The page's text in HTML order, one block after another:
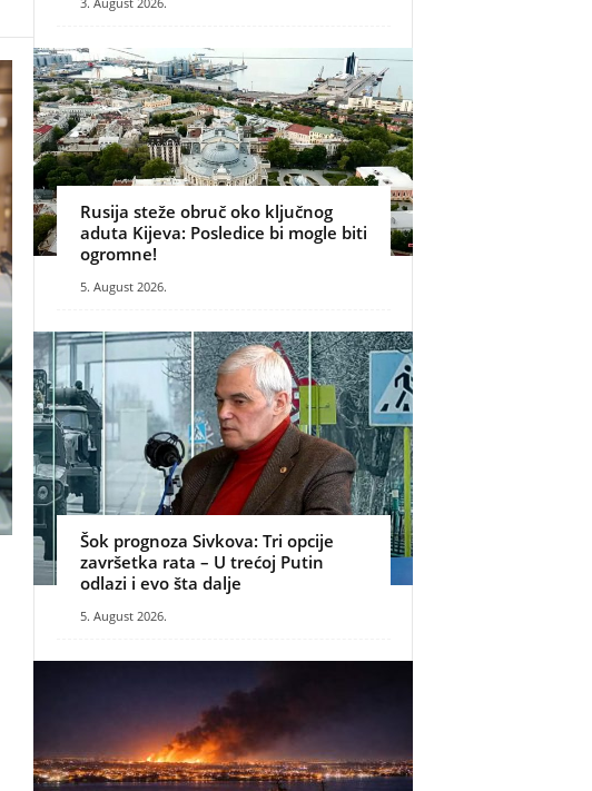
Rusija steže obruč oko ključnog
aduta Kijeva: Posledice bi mogle biti
ogromne!
5. August 2026.
Šok prognoza Sivkova: Tri opcije
završetka rata – U trećoj Putin
odlazi i evo šta dalje
5. August 2026.